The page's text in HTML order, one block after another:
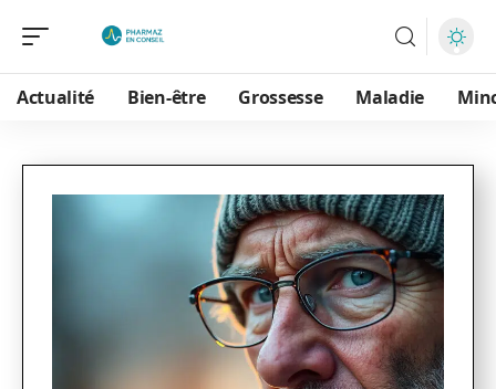
Actualité Bien-être Grossesse Maladie